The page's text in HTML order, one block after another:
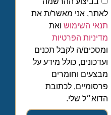
לאתר, אני מאשר/ת את
תנאי השימוש ואת
מדיניות הפרטיות
ומסכים/ה לקבל תכנים
ועדכונים, כולל מידע על
מבצעים וחומרים
פרסומיים, לכתובת
הדוא״ל שלי.